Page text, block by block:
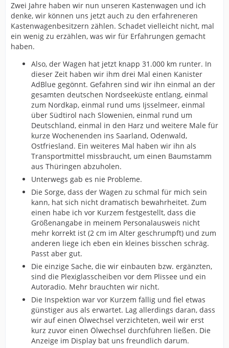
Zwei Jahre haben wir nun unseren Kastenwagen und ich
denke, wir können uns jetzt auch zu den erfahreneren
Kastenwagenbesitzern zählen. Schadet vielleicht nicht, mal
ein wenig zu erzählen, was wir für Erfahrungen gemacht
haben.
Also, der Wagen hat jetzt knapp 31.000 km runter. In
dieser Zeit haben wir ihm drei Mal einen Kanister
AdBlue gegönnt. Gefahren sind wir ihn einmal an der
gesamten deutschen Nordseeküste entlang, einmal
zum Nordkap, einmal rund ums Ijsselmeer, einmal
über Südtirol nach Slowenien, einmal rund um
Deutschland, einmal in den Harz und weitere Male für
kurze Wochenenden ins Saarland, Odenwald,
Ostfriesland. Ein weiteres Mal haben wir ihn als
Transportmittel missbraucht, um einen Baumstamm
aus Thüringen abzuholen.
Unterwegs gab es nie Probleme.
Die Sorge, dass der Wagen zu schmal für mich sein
kann, hat sich nicht dramatisch bewahrheitet. Zum
einen habe ich vor Kurzem festgestellt, dass die
Größenangabe in meinem Personalausweis nicht
mehr korrekt ist (2 cm im Alter geschrumpft) und zum
anderen liege ich eben ein kleines bisschen schräg.
Passt aber gut.
Die einzige Sache, die wir einbauten bzw. ergänzten,
sind die Plexiglasscheiben vor dem Plissee und ein
Autoradio. Mehr brauchten wir nicht.
Die Inspektion war vor Kurzem fällig und fiel etwas
günstiger aus als erwartet. Lag allerdings daran, dass
wir auf einen Ölwechsel verzichteten, weil wir erst
kurz zuvor einen Ölwechsel durchführen ließen. Die
Anzeige im Display bat uns freundlich darum.